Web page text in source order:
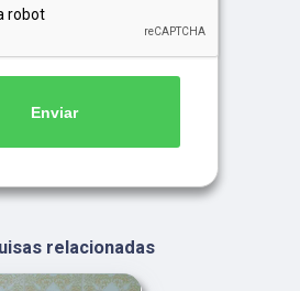
Enviar
relacionadas